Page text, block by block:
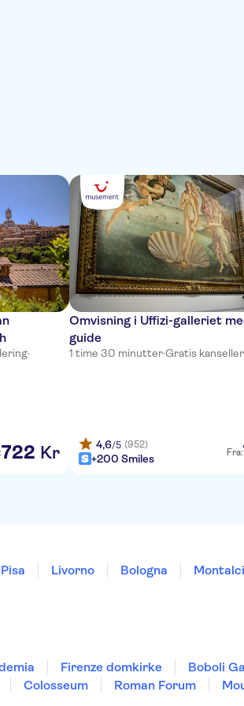
·
722 Kr
Omvisning i Uffizi-galleriet
guide
1 time 30 minutter·Gratis
4,6/5 (952)
+200 Smiles Fra:
Pisa Livorno Bologna
Firenze domkirke Boboli
Colosseum Roman Forum